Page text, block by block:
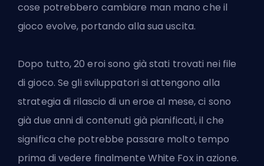
cose potrebbero cambiare man mano che il
gioco evolve, portando alla sua uscita.
Dopo tutto, 20 eroi sono già stati trovati nei file
di gioco. Se gli sviluppatori si attengono alla
strategia di rilascio di un eroe al mese, ci sono
già due anni di contenuti già pianificati, il che
significa che potrebbe passare molto tempo
prima di vedere finalmente White Fox in azione.